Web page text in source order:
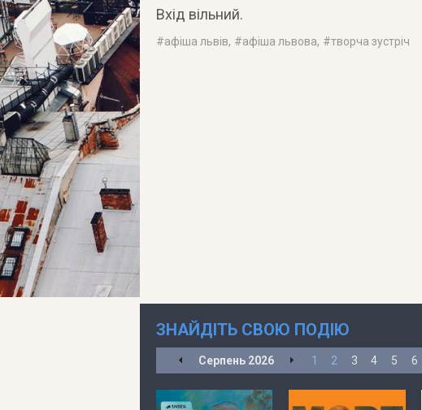
Вхід вільний.
#афіша львів, #афіша львова, #творча зустріч
ЗНАЙДІТЬ СВОЮ ПОДІЮ
Серпень 2026 1 2 3 4 5 6